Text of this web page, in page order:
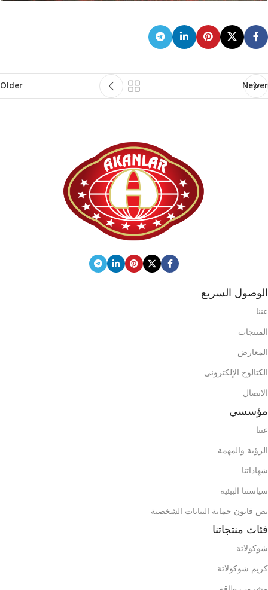
Newer
Older
الوصول السريع
عننا
المنتجات
المعارض
الكتالوج الإلكتروني
الاتصال
مؤسسي
عننا
الرؤية والمهمة
شهاداتنا
سياستنا البيئية
نص قانون حماية البيانات الشخصية
فئات منتجاتنا
شوكولاتة
كريم شوكولاتة